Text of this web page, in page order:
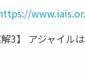
解3】 アジャイル